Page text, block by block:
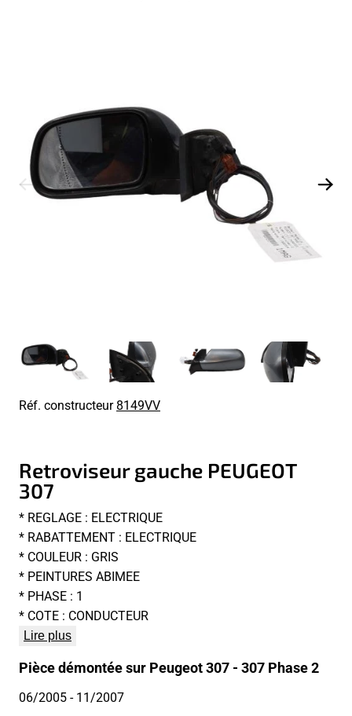
Réf. constructeur8149VV
Retroviseur gauche PEUGEOT
307
* REGLAGE : ELECTRIQUE
* RABATTEMENT : ELECTRIQUE
* COULEUR : GRIS
* PEINTURES ABIMEE
* PHASE : 1
* COTE : CONDUCTEUR
Lire plus
Pièce démontée sur Peugeot 307 - 307 Phase 2
06/2005- 11/2007